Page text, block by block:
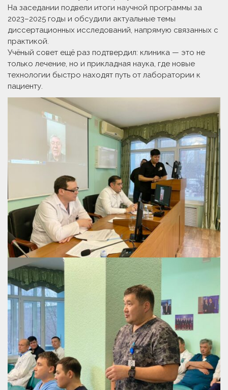
На заседании подвели итоги научной программы за
2023–2025 годы и обсудили актуальные темы
диссертационных исследований, напрямую связанных с
практикой.
Учёный совет ещё раз подтвердил: клиника — это не
только лечение, но и прикладная наука, где новые
технологии быстро находят путь от лаборатории к
пациенту.